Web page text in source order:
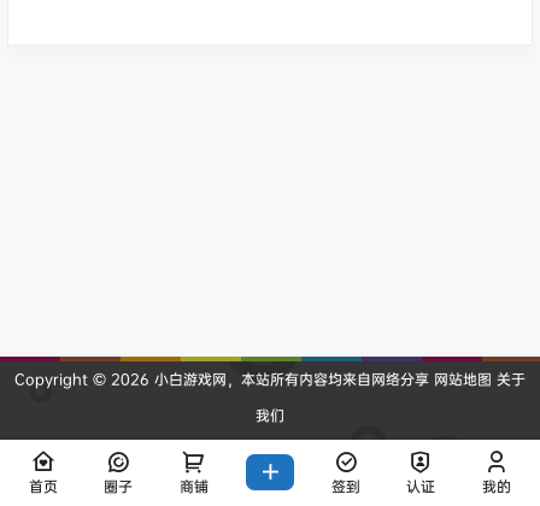
Copyright © 2026 小白游戏网，本站所有内容均来自网络分享 网站地图 关于
我们
查询 11 次，耗时 0.3006 秒
首页
圈子 商铺 签到 认证 我的